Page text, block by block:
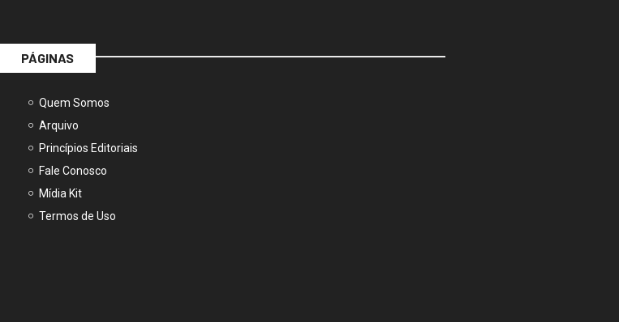
PÁGINAS
Quem Somos
Arquivo
Princípios Editoriais
Fale Conosco
Mídia Kit
Termos de Uso